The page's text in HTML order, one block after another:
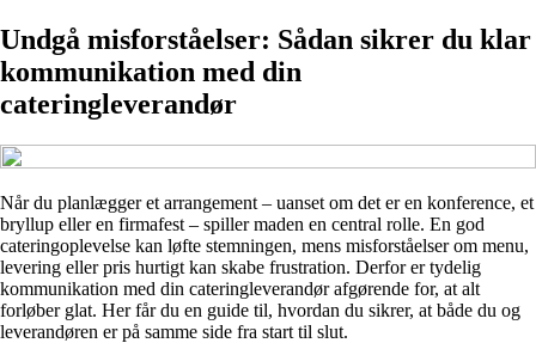
Undgå misforståelser: Sådan sikrer du klar
kommunikation med din
cateringleverandør
Når du planlægger et arrangement – uanset om det er en konference, et
bryllup eller en firmafest – spiller maden en central rolle. En god
cateringoplevelse kan løfte stemningen, mens misforståelser om menu,
levering eller pris hurtigt kan skabe frustration. Derfor er tydelig
kommunikation med din cateringleverandør afgørende for, at alt
forløber glat. Her får du en guide til, hvordan du sikrer, at både du og
leverandøren er på samme side fra start til slut.